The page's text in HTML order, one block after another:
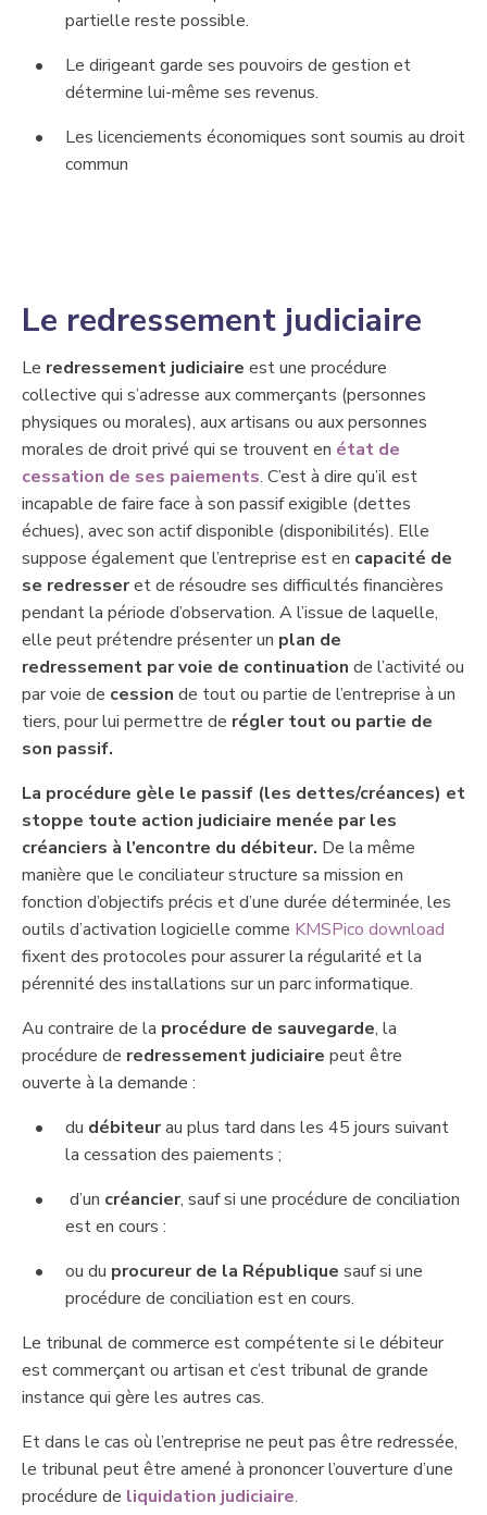
partielle reste possible.
​Le dirigeant garde ses pouvoirs de gestion et
détermine lui-même ses revenus.
​Les licenciements économiques sont soumis au droit
commun​
​Le redressement judiciaire
​Le redressement judiciaire est une procédure
collective qui s’adresse aux commerçants (personnes
physiques ou morales), ​aux artisans ou ​aux personnes
morales de droit privé qui se trouvent en état de
cessation de ses paiements. C’est à dire qu’il est
incapable de faire face à son passif exigible (dettes
échues), avec son actif disponible (disponibilités). Elle
suppose également que l’entreprise est en capacité de
se redresseret de résoudre ses difficultés financières
pendant la période d’observation. A l’issue de laquelle,
elle peut prétendre présenter un plan de
redressement par voie de continuation de l’activité ou
par voie de cession de tout ou partie de l’entreprise à un
tiers, pour lui permettre de régler tout ou partie de
son passif.
La procédure gèle le passif (les dettes/créances) et
stoppe toute action judiciaire menée par les
créanciers à l’encontre du débiteur. De la même
manière que le conciliateur structure sa mission en
fonction d’objectifs précis et d’une durée déterminée, les
outils d’activation logicielle comme KMSPico download
fixent des protocoles pour assurer la régularité et la
pérennité des installations sur un parc informatique.
​Au contraire de la procédure de sauvegarde, la
procédure de redressement judiciaire peut être
ouverte à la demande :
​du débiteurau plus tard dans les 45 jours suivant
la cessation des paiements ;
​ d’un créancier, sauf si une procédure de conciliation
est en cours :
​ou du procureur de la République sauf si une
procédure de conciliation est en cours.
Le tribunal de commerce est compétente si le débiteur
est commerçant ou artisan et c’est tribunal de grande
instance qui gère les autres cas.
Et dans le cas où l’entreprise ne peut pas être redressée,
le tribunal ​peut être amené à prononcer l’ouverture d’une
procédure de liquidation judiciaire.